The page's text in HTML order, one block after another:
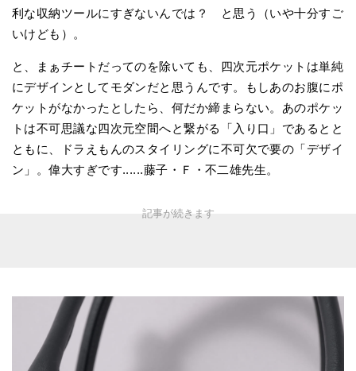
利な収納ツールにすぎないんでは？ と思う（いや十分すご
いけども）。
と、まぁチートだってのを除いても、四次元ポケットは単純
にデザインとしてモダンだと思うんです。もしあのお腹にポ
ケットがなかったとしたら、何だか締まらない。あのポケッ
トは不可思議な四次元空間へと繋がる「入り口」であるとと
ともに、ドラえもんのスタイリングに不可欠で要の「デザイ
ン」。偉大すぎです......藤子・Ｆ・不二雄先生。